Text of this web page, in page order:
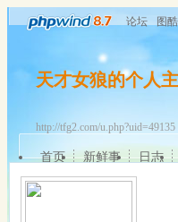
论坛 图酷
天才女狼的个人
http://tfg2.com/u.php?uid=49135
首页 新鲜事 日志